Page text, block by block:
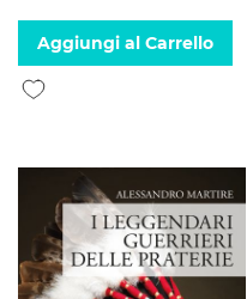
Aggiungi al Carrello
Aggiungi alla lista desideri